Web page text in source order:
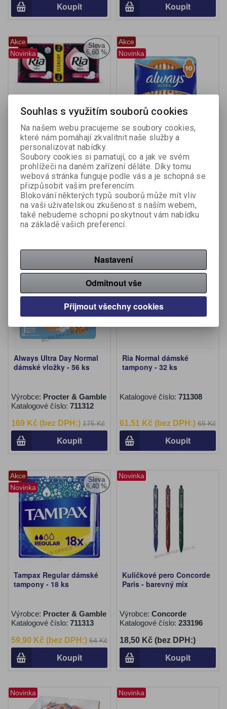
Koupit Koupit
Akce
Novinka
Sleva
6,60 %
Ria Ultra Normal Plus
duopack dámské vložky -
18 ks
Katalogové číslo:711309
49,51 Kč (bez DPH:) 53 Kč
Koupit
Akce
Novinka
Always Ultra Day Normal
Výrobce:Procter & Gamble
Katalogové číslo:
45 Kč (bez DPH:)
Novinka
Sleva
3,40 %
Always Ultra Day Normal
dámské vložky - 56 ks
Výrobce: Procter & Gamble
Katalogové číslo: 711312
169 Kč (bez DPH:) 175 Kč
Koupit
Akce
Novinka
5,40 %
Ria Normal dámské
tampony - 32 ks
Katalogové číslo: 711308
61,51 Kč (bez DPH:) 65 Kč
Koupit
Akce
Novinka
Sleva
6,40 %
Tampax Regular dámské
tampony - 18 ks
Výrobce: Procter & Gamble
Katalogové číslo: 711313
59,90 Kč (bez DPH:) 64 Kč
Koupit
Novinka
Kuličkové pero Concorde
Paris - barevný mix
Výrobce: Concorde
Katalogové číslo: 233196
18,50 Kč (bez DPH:)
Koupit
Novinka Novinka
Souhlas s využitím souborů cookies
Na našem webu pracujeme se soubory cookies,
které nám pomáhají zkvalitnit naše služby a
personalizovat nabídky.
Soubory cookies si pamatují, co a jak ve svém
prohlížeči na daném zařízení děláte. Díky tomu
webová stránka funguje podle vás a je schopná se
přizpůsobit vašim preferencím.
Blokování některých typů souborů může mít vliv
na vaši uživatelskou zkušenost s naším webem,
také nebudeme schopni poskytnout vám nabídku
na základě vašich preferencí.
Nastavení
Odmítnout vše
Přijmout všechny cookies